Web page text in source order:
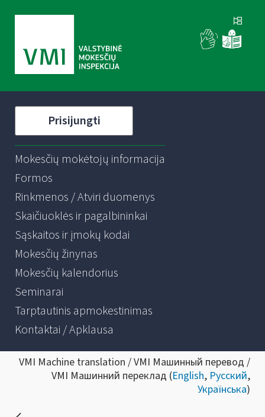
Prisijungti
Mokesčių mokėtojų informacija
Formos
Rinkmenos / Atviri duomenys
Skaičiuoklės ir pagalbininkai
Sąskaitos ir įmokų kodai
Mokesčių žinynas
Mokesčių kalendorius
Seminarai
Tarptautinis apmokestinimas
Kontaktai / Apklausa
VMI Machine translation / VMI Машинный перевод /
VMI Машинний переклад (English, Русский,
Українська)